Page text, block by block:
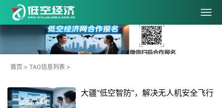
首页 > TAG信息列表 >
大疆“低空智防”，解决无人机安全飞行